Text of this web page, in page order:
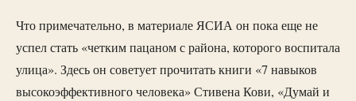
Что примечательно, в материале ЯСИА он пока еще не
успел стать «четким пацаном с района, которого воспитала
улица». Здесь он советует прочитать книги «7 навыков
высокоэффективного человека» Стивена Кови, «Думай и